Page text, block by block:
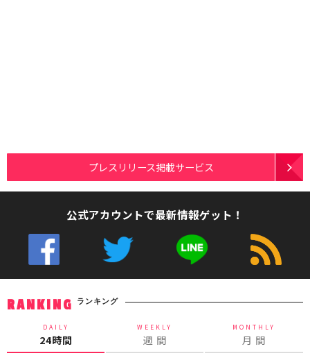
プレスリリース掲載サービス
公式アカウントで最新情報ゲット！
RANKING ランキング
DAILY
24時間
WEEKLY
週 間
MONTHLY
月 間